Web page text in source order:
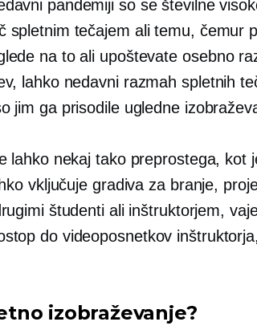
pandemiji so se številne
spletnim tečajem ali temu, čemur
na to ali upoštevate osebno
lahko nedavni razmah spletnih
jim ga prisodile ugledne
lahko nekaj tako preprostega, kot
vključuje gradiva za branje,
študenti ali inštruktorjem,
do videoposnetkov
izobraževanje?